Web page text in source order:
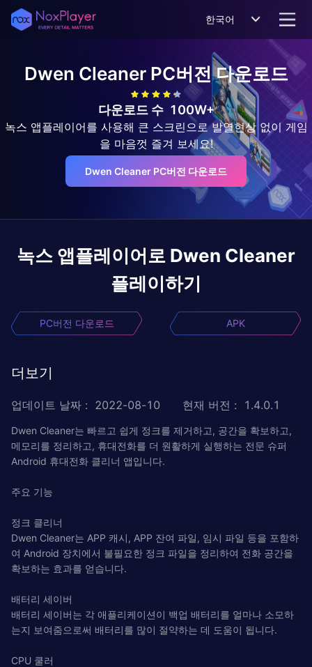
한국어
Dwen CleanerPC버전 다운로드
다운로드 수 100W+
녹스 앱플레이어를 사용해 큰 스크린으로 발열현상 없이 게임
을 마음껏 즐겨 보세요!
Dwen Cleaner PC버전 다운로드
녹스 앱플레이어로 Dwen Cleaner
플레이하기
PC버전 다운로드 APK
더보기
업데이트 날짜 : 2022-08-10 현재 버전 : 1.4.0.1
Dwen Cleaner는 빠르고 쉽게 정크를 제거하고, 공간을 확보하고,
메모리를 정리하고, 휴대전화를 더 원활하게 실행하는 전문 슈퍼
Android 휴대전화 클리너 앱입니다.
주요 기능
정크 클리너
Dwen Cleaner는 APP 캐시, APP 잔여 파일, 임시 파일 등을 포함하
여 Android 장치에서 불필요한 정크 파일을 정리하여 전화 공간을
확보하는 효과를 얻습니다.
배터리 세이버
배터리 세이버는 각 애플리케이션이 백업 배터리를 얼마나 소모하
는지 보여줌으로써 배터리를 많이 절약하는 데 도움이 됩니다.
CPU 쿨러